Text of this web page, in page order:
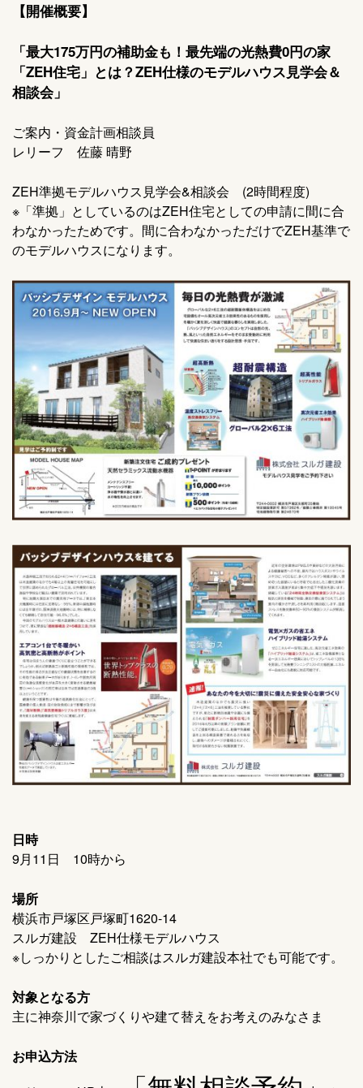
【開催概要】
「最大175万円の補助金も！最先端の光熱費0円の家
「ZEH住宅」とは？ZEH仕様のモデルハウス見学会＆
相談会」
ご案内・資金計画相談員
レリーフ 佐藤 晴野
ZEH準拠モデルハウス見学会&相談会 (2時間程度)
※「準拠」としているのはZEH住宅としての申請に間に合
わなかったためです。間に合わなかっただけでZEH基準で
のモデルハウスになります。
日時
9月11日 10時から
場所
横浜市戸塚区戸塚町1620-14
スルガ建設 ZEH仕様モデルハウス
※しっかりとしたご相談はスルガ建設本社でも可能です。
対象となる方
主に神奈川で家づくりや建て替えをお考えのみなさま
お申込方法